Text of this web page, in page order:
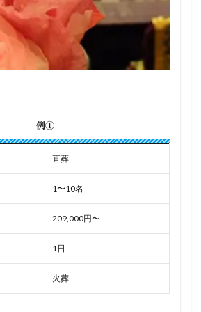
例①
直葬
1〜10名
209,000円〜
1日
火葬